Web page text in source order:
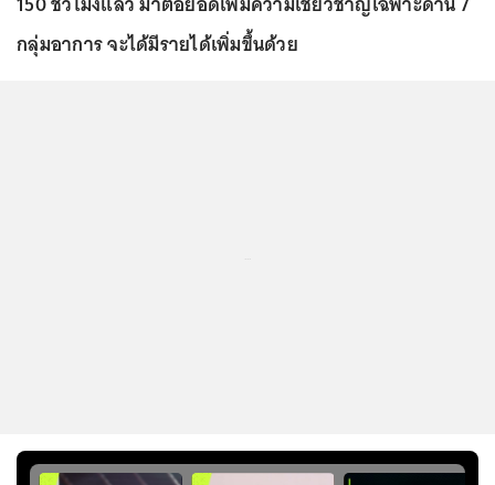
กลุ่มอาการ จะได้มีรายได้เพิ่มขึ้นด้วย